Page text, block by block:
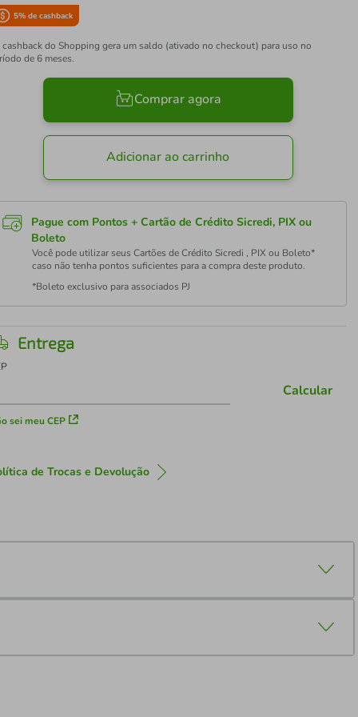
5% de cashback
cashback do Shopping gera um saldo (ativado no checkout) para uso no
de 6 meses.
Comprar agora
Adicionar ao carrinho
Pague com Pontos + Cartão de Crédito Sicredi, PIX ou
Boleto
Você pode utilizar seus Cartões de Crédito Sicredi , PIX ou Boleto*
caso não tenha pontos suficientes para a compra deste produto.
*Boleto exclusivo para associados PJ
Entrega
sei meu CEP
Calcular
de Trocas e Devolução